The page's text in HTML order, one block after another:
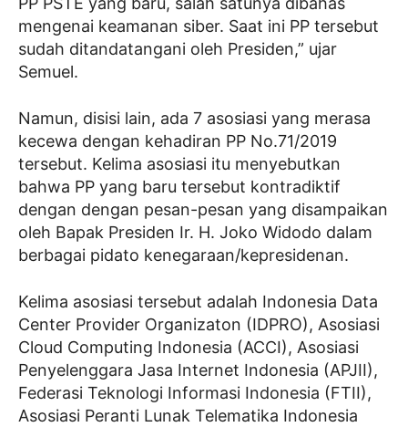
mengenai keamanan siber. Saat ini PP tersebut
sudah ditandatangani oleh Presiden,” ujar
Semuel.
Namun, disisi lain, ada 7 asosiasi yang merasa
kecewa dengan kehadiran PP No.71/2019
tersebut. Kelima asosiasi itu menyebutkan
bahwa PP yang baru tersebut kontradiktif
dengan dengan pesan-pesan yang disampaikan
oleh Bapak Presiden Ir. H. Joko Widodo dalam
berbagai pidato kenegaraan/kepresidenan.
Kelima asosiasi tersebut adalah Indonesia Data
Center Provider Organizaton (IDPRO), Asosiasi
Cloud Computing Indonesia (ACCI), Asosiasi
Penyelenggara Jasa Internet Indonesia (APJII),
Federasi Teknologi Informasi Indonesia (FTII),
Asosiasi Peranti Lunak Telematika Indonesia